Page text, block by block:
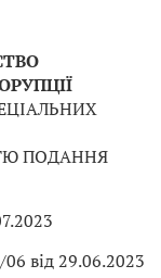
ПОДАННЯ
від 29.06.2023